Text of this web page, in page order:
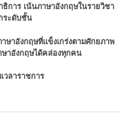
ธิการ เน้นภาษาอังกฤษในรายวิชา
ระดับชั้น
าอังกฤษที่แข็งเกร่งตามศักยภาพ
าอังกฤษได้คล่องทุกคน
วลาราชการ